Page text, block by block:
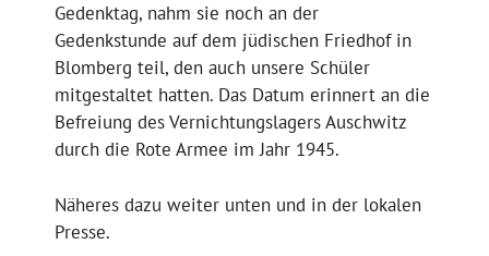
Gedenktag, nahm sie noch an der
Gedenkstunde auf dem jüdischen Friedhof in
Blomberg teil, den auch unsere Schüler
mitgestaltet hatten. Das Datum erinnert an die
Befreiung des Vernichtungslagers Auschwitz
durch die Rote Armee im Jahr 1945.
Näheres dazu weiter unten und in der lokalen
Presse.